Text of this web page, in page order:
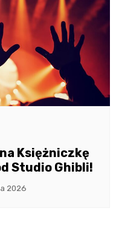
Księżniczkę
Studio Ghibli!
2026